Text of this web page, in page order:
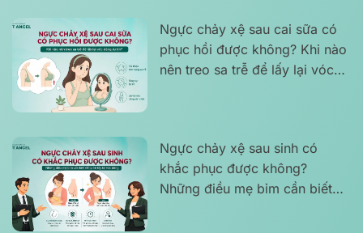
Ngực chảy xệ sau cai sữa có
phục hồi được không? Khi nào
nên treo sa trễ để lấy lại vóc
Ngực chảy xệ sau sinh có
khắc phục được không?
Những điều mẹ bỉm cần biết